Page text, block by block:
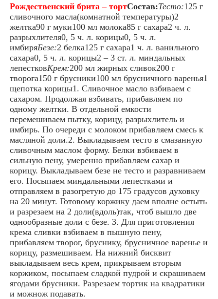
Рождественский брита – тортСостав:Тесто:125 г
сливочного масла(комнатной температуры)2
желтка90 г муки100 мл молока85 г сахара2 ч. л.
разрыхлителя0, 5 ч. л. корицы0, 5 ч. л.
имбиряБезе:2 белка125 г сахара1 ч. л. ванильного
сахара0, 5 ч. л. корицы2 – 3 ст. л. миндальных
лепестковКрем:200 мл жирных сливок200 г
творога150 г брусники100 мл брусничного варенья1
щепотка корицы1. Сливочное масло взбиваем с
сахаром. Продолжая взбивать, прибавляем по
одному желтки. В отдельной емкости
перемешиваем пытку, корицу, разрыхлитель и
имбирь. По очереди с молоком прибавляем смесь к
масляной доли.2. Выкладываем тесто в смазанную
сливочным маслом форму. Белки взбиваем в
сильную пену, умеренно прибавляем сахар и
корицу. Выкладываем безе не тесто и разравниваем
его. Посыпаем миндальными лепестками и
отправляем в разогретую до 175 градусов духовку
на 20 минут. Готовому коржику даем вполне остыть
и разрезаем на 2 доли(вдоль)так, чтоб вышло две
однообразные доли с безе. 3. Для приготовления
крема сливки взбиваем в пышную пену,
прибавляем творог, бруснику, брусничное варенье и
корицу, размешиваем. На нижний бисквит
выкладываем весь крем, прикрываем вторым
коржиком, посыпаем сладкой пудрой и скрашиваем
ягодами брусники. Разрезаем тортик на квадратики
и можнож подавать.